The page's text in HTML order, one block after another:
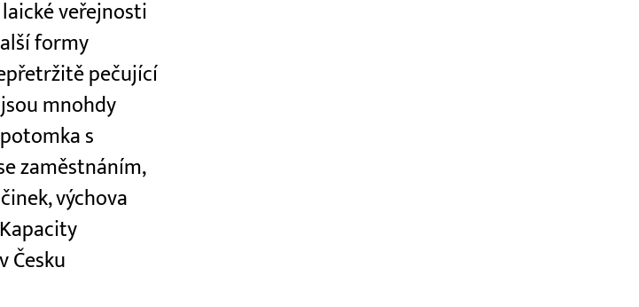
veřejnosti
formy
pečující
mnohdy
s
zaměstnáním,
výchova
Česku